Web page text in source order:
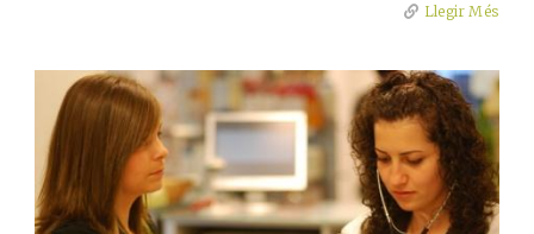
Llegir Més